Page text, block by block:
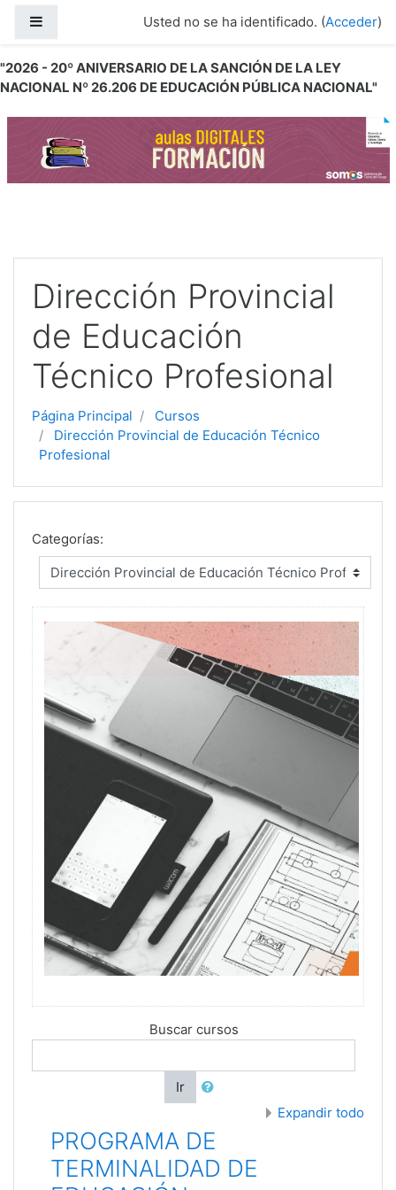
"2026 - 20º ANIVERSARIO DE LA SANCIÓN DE LA LEY
NACIONAL Nº 26.206 DE EDUCACIÓN PÚBLICA NACIONAL"
Usted no se ha identificado. (Acceder)
Dirección Provincial
de Educación
Técnico Profesional
Página Principal
Cursos
Dirección Provincial de Educación Técnico
Profesional
Categorías:
Buscar cursos
Ir
Expandir todo
PROGRAMA DE
TERMINALIDAD DE